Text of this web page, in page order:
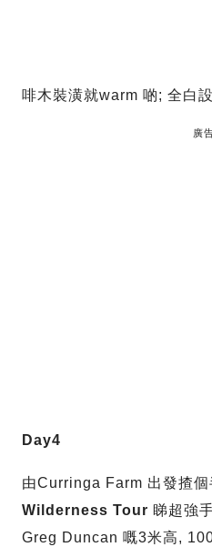
啡木裝潢就warm 啲; 全白
廣
Day4
由Curringa Farm 出發揸個
Wilderness Tour 睇超強
Greg Duncan 嘅3米高,